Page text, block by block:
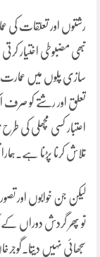
رشتوں اور تعلقات کی
تبھی مضبوطی اختیار
سازی پلَوں میں عمارت
تعلق اور رشتے کو صرف
اعتبار کسی مچھلی کی
تلاش کرنا پڑنا
لیکن جن خوابوں اور
تو پھر گردش دوراں کے
سجھائی نہیں